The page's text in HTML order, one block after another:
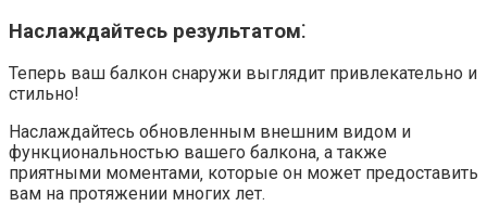
Наслаждайтесь результатом⁚
Теперь ваш балкон снаружи выглядит привлекательно и
стильно!​
Наслаждайтесь обновленным внешним видом и
функциональностью вашего балкона‚ а также
приятными моментами‚ которые он может предоставить
вам на протяжении многих лет.​